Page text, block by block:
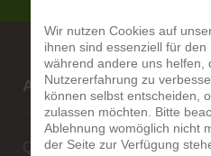
Alberg-Natursteine
Qualität ist unsere Stärke
Wir nutzen Cookies auf
ihnen sind essenziell für den
während andere uns helfen,
Nutzererfahrung zu
können selbst entscheiden,
zulassen möchten. Bitte
Ablehnung womöglich nicht
der Seite zur Verfügung